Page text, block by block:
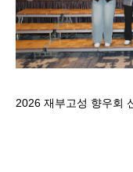
2026 재부고성 향우회